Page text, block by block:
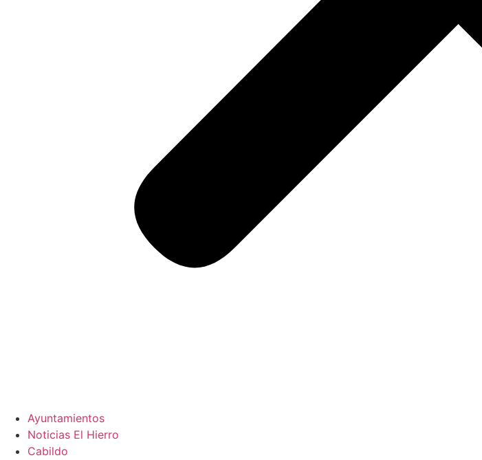
Ayuntamientos
Noticias El Hierro
Cabildo